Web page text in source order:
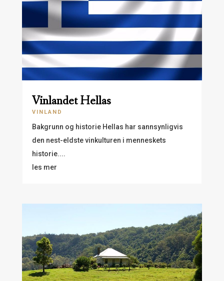
Vinlandet Hellas
VINLAND
Bakgrunn og historie Hellas har sannsynligvis
den nest-eldste vinkulturen i menneskets
historie....
les mer